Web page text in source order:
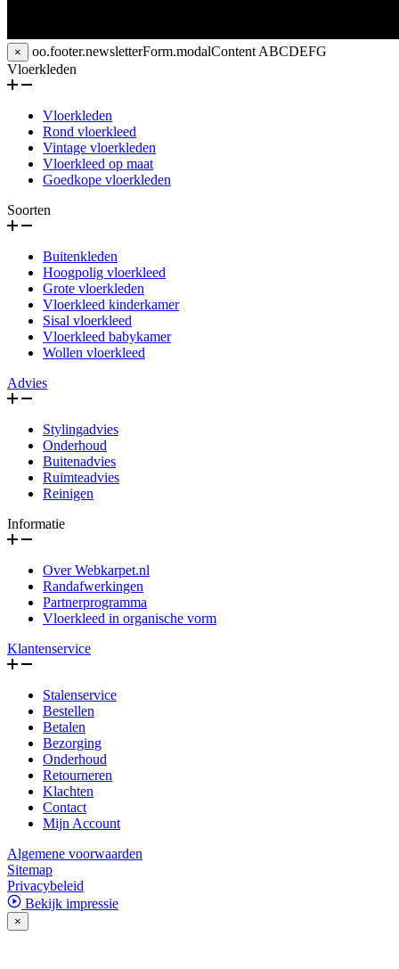
× oo.footer.newsletterForm.modalContent ABCDEFG
Vloerkleden
Vloerkleden
Rond vloerkleed
Vintage vloerkleden
Vloerkleed op maat
Goedkope vloerkleden
Soorten
Buitenkleden
Hoogpolig vloerkleed
Grote vloerkleden
Vloerkleed kinderkamer
Sisal vloerkleed
Vloerkleed babykamer
Wollen vloerkleed
Advies
Stylingadvies
Onderhoud
Buitenadvies
Ruimteadvies
Reinigen
Informatie
Over Webkarpet.nl
Randafwerkingen
Partnerprogramma
Vloerkleed in organische vorm
Klantenservice
Stalenservice
Bestellen
Betalen
Bezorging
Onderhoud
Retourneren
Klachten
Contact
Mijn Account
Algemene voorwaarden
Sitemap
Privacybeleid
Bekijk impressie
×